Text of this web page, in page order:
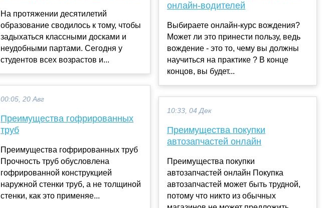
На протяжении десятилетий
образование сводилось к тому, чтобы
задыхаться классными досками и
неудобными партами. Сегодня у
студентов всех возрастов и...
00:05, 20 Авг
Преимущества гофрированных
труб
Преимущества гофрированных труб
Прочность труб обусловлена ​​
гофрированной конструкцией
наружной стенки труб, а не толщиной
стенки, как это применяе...
онлайн-водителей
Выбираете онлайн-курс вождения?
Может ли это принести пользу, ведь
вождение - это то, чему вы должны
научиться на практике ? В конце
концов, вы будет...
10:33, 04 Дек
Преимущества покупки
автозапчастей онлайн
Преимущества покупки
автозапчастей онлайн Покупка
автозапчастей может быть трудной,
потому что никто из обычных